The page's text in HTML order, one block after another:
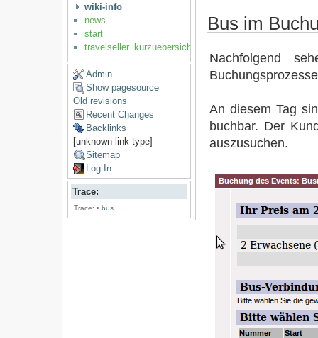
wiki-info
news
start
travelseller_kurzuebersicht
Admin
Show pagesource
Old revisions
Recent Changes
Backlinks
[unknown link type]
Sitemap
Log In
Trace:
Trace: • bus
Bus im
Nachfolgend
An diesem Tag
buchbar. Der
auszusuchen.